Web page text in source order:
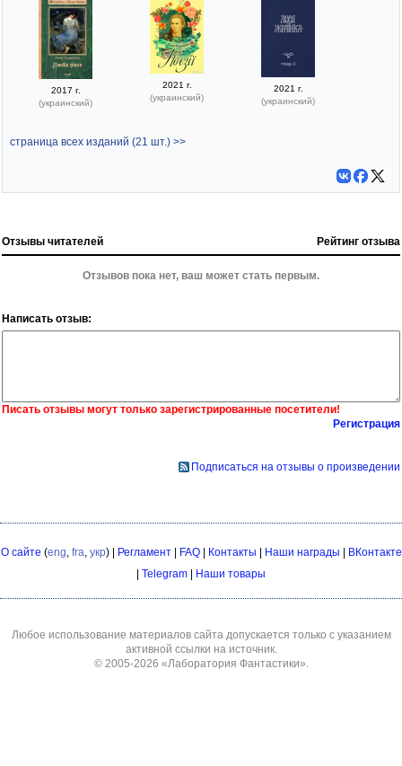
2017 г.
(украинский)
2021 г.
(украинский)
2021 г.
(украинский)
страница всех изданий (21 шт.) >>
Отзывы читателей Рейтинг отзыва
Отзывов пока нет, ваш может стать первым.
Написать отзыв:
Писать отзывы могут только зарегистрированные посетители!
Регистрация
Подписаться на отзывы о произведении
О сайте (eng fra укр) | Регламент| FAQ| Контакты | Наши награды | ВКонтакте
| Telegram | Наши товары
Любое использование материалов сайта допускается только с указанием
активной ссылки на источник.
© 2005-2026 «Лаборатория Фантастики»